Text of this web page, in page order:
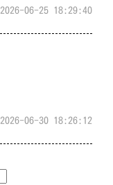
2026-06-25 18:29:40
2026-06-30 18:26:12